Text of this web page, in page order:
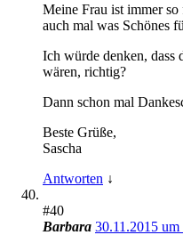
Meine Frau ist immer
auch mal was Schönes
Ich würde denken, dass
wären, richtig?
Dann schon mal
Beste Grüße,
Sascha
Antworten ↓
#40
Barbara 30.11.2015 um